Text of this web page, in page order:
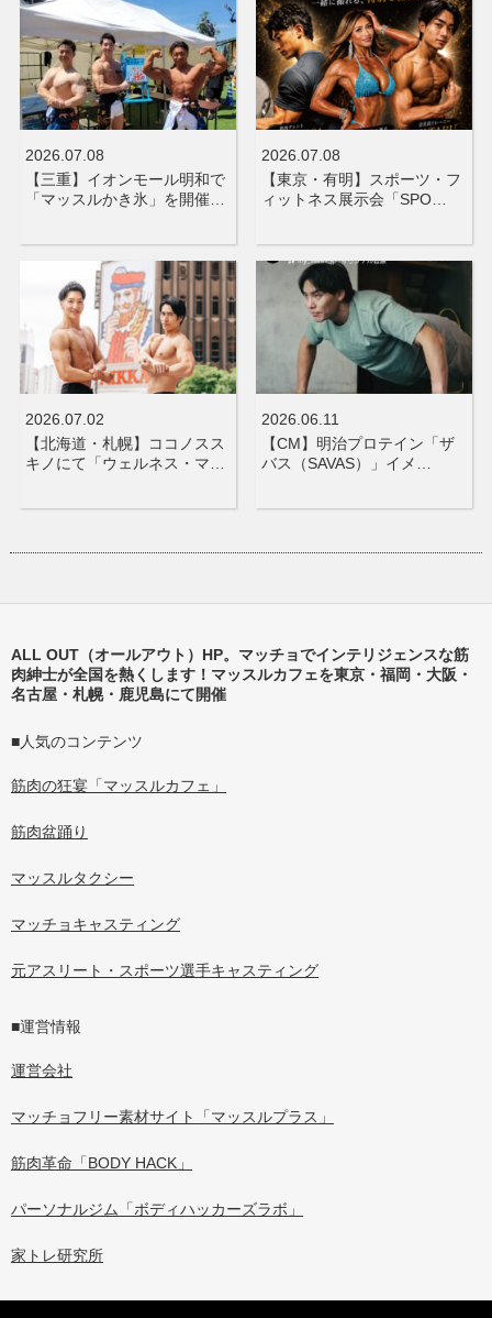
2026.07.08
【三重】イオンモール明和で
「マッスルかき氷」を開催…
2026.07.08
【東京・有明】スポーツ・フ
ィットネス展示会「SPO…
2026.07.02
【北海道・札幌】ココノスス
キノにて「ウェルネス・マ…
2026.06.11
【CM】明治プロテイン「ザ
バス（SAVAS）」イメ…
ALL OUT（オールアウト）HP。マッチョでインテリジェンスな筋
肉紳士が全国を熱くします！マッスルカフェを東京・福岡・大阪・
名古屋・札幌・鹿児島にて開催
■人気のコンテンツ
筋肉の狂宴「マッスルカフェ」
筋肉盆踊り
マッスルタクシー
マッチョキャスティング
元アスリート・スポーツ選手キャスティング
■運営情報
運営会社
マッチョフリー素材サイト「マッスルプラス」
筋肉革命「BODY HACK」
パーソナルジム「ボディハッカーズラボ」
家トレ研究所